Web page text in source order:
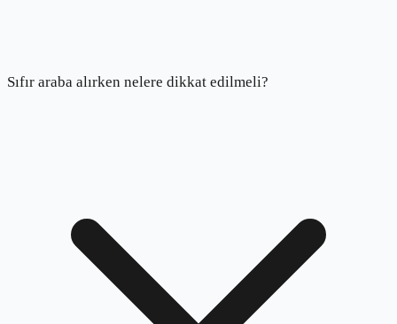
Sıfır araba alırken nelere dikkat edilmeli?